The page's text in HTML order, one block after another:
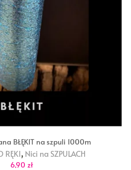
BŁĘKIT na szpuli 1000m
RĘKI, Nici na SZPULACH
6,90 zł